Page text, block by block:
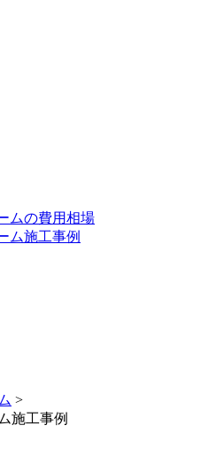
ムの費用相場
ム施工事例
>
施工事例